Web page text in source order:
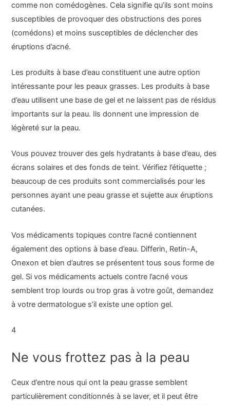
comme non comédogènes. Cela signifie qu’ils sont moins
susceptibles de provoquer des obstructions des pores
(comédons) et moins susceptibles de déclencher des
éruptions d’acné.
Les produits à base d’eau constituent une autre option
intéressante pour les peaux grasses. Les produits à base
d’eau utilisent une base de gel et ne laissent pas de résidus
importants sur la peau. Ils donnent une impression de
légèreté sur la peau.
Vous pouvez trouver des gels hydratants à base d’eau, des
écrans solaires et des fonds de teint. Vérifiez l’étiquette ;
beaucoup de ces produits sont commercialisés pour les
personnes ayant une peau grasse et sujette aux éruptions
cutanées.
Vos médicaments topiques contre l’acné contiennent
également des options à base d’eau. Differin, Retin-A,
Onexon et bien d’autres se présentent tous sous forme de
gel. Si vos médicaments actuels contre l’acné vous
semblent trop lourds ou trop gras à votre goût, demandez
à votre dermatologue s’il existe une option gel.
4
Ne vous frottez pas à la peau
Ceux d’entre nous qui ont la peau grasse semblent
particulièrement conditionnés à se laver, et il peut être